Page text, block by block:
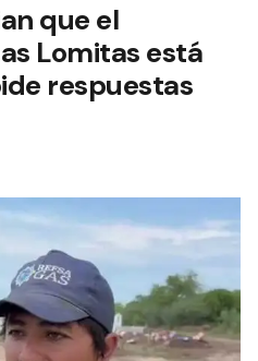
que el
Lomitas está
respuestas